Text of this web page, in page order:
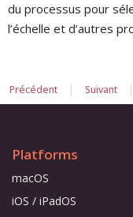
du processus pour
l’échelle et d’autres
Précédent | Suivant |
Platforms
macOS
iOS / iPadOS